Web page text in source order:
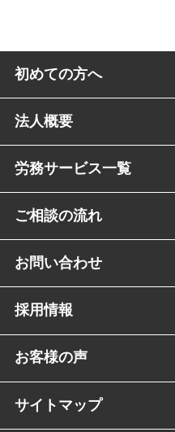
初めての方へ
法人概要
労務サービス一覧
ご相談の流れ
お問い合わせ
採用情報
お客様の声
サイトマップ